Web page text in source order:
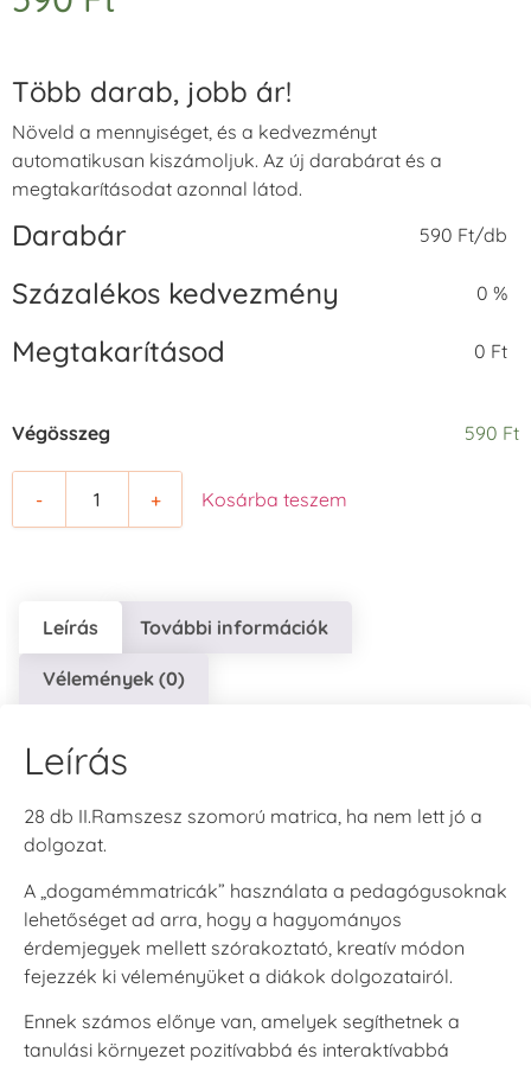
Több darab, jobb ár!
Növeld a mennyiséget, és a kedvezményt
automatikusan kiszámoljuk. Az új darabárat és a
megtakarításodat azonnal látod.
Darabár 590 Ft/db
Százalékos kedvezmény 0 %
Megtakarításod 0 Ft
Végösszeg 590 Ft
- + Kosárba teszem
Leírás További információk
Vélemények (0)
Leírás
28 db II.Ramszesz szomorú matrica, ha nem lett jó a
dolgozat.
A „dogamémmatricák” használata a pedagógusoknak
lehetőséget ad arra, hogy a hagyományos
érdemjegyek mellett szórakoztató, kreatív módon
fejezzék ki véleményüket a diákok dolgozatairól.
Ennek számos előnye van, amelyek segíthetnek a
tanulási környezet pozitívabbá és interaktívabbá